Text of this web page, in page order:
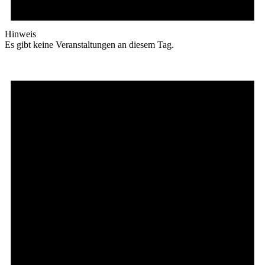
Hinweis
Es gibt keine Veranstaltungen an diesem Tag.